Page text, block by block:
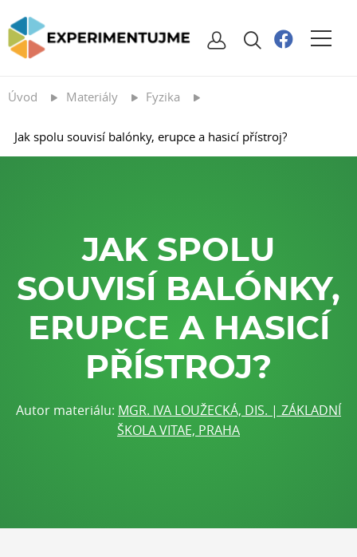
Úvod Materiály Fyzika
Jak spolu souvisí balónky, erupce a hasicí přístroj?
JAK SPOLU
SOUVISÍ BALÓNKY,
ERUPCE A HASICÍ
PŘÍSTROJ?
Autor materiálu: MGR. IVA LOUŽECKÁ, DIS. | ZÁKLADNÍ
ŠKOLA VITAE, PRAHA